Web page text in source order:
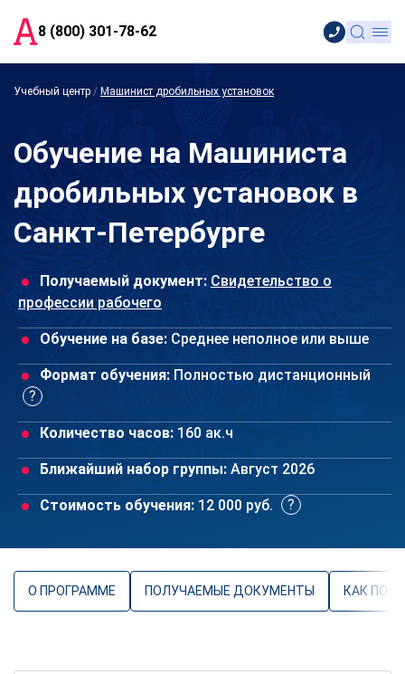
8 (800) 301-78-62
Учебный центр / Машинист дробильных установок
Обучение на Машиниста
дробильных установок в
Санкт-Петербурге
Получаемый документ: Свидетельство о
профессии рабочего
Обучение на базе: Среднее неполное или выше
Формат обучения: Полностью дистанционный
Количество часов: 160 ак.ч
Ближайший набор группы: Август 2026
Стоимость обучения: 12 000 руб.
О ПРОГРАММЕ ПОЛУЧАЕМЫЕ ДОКУМЕНТЫ КАК